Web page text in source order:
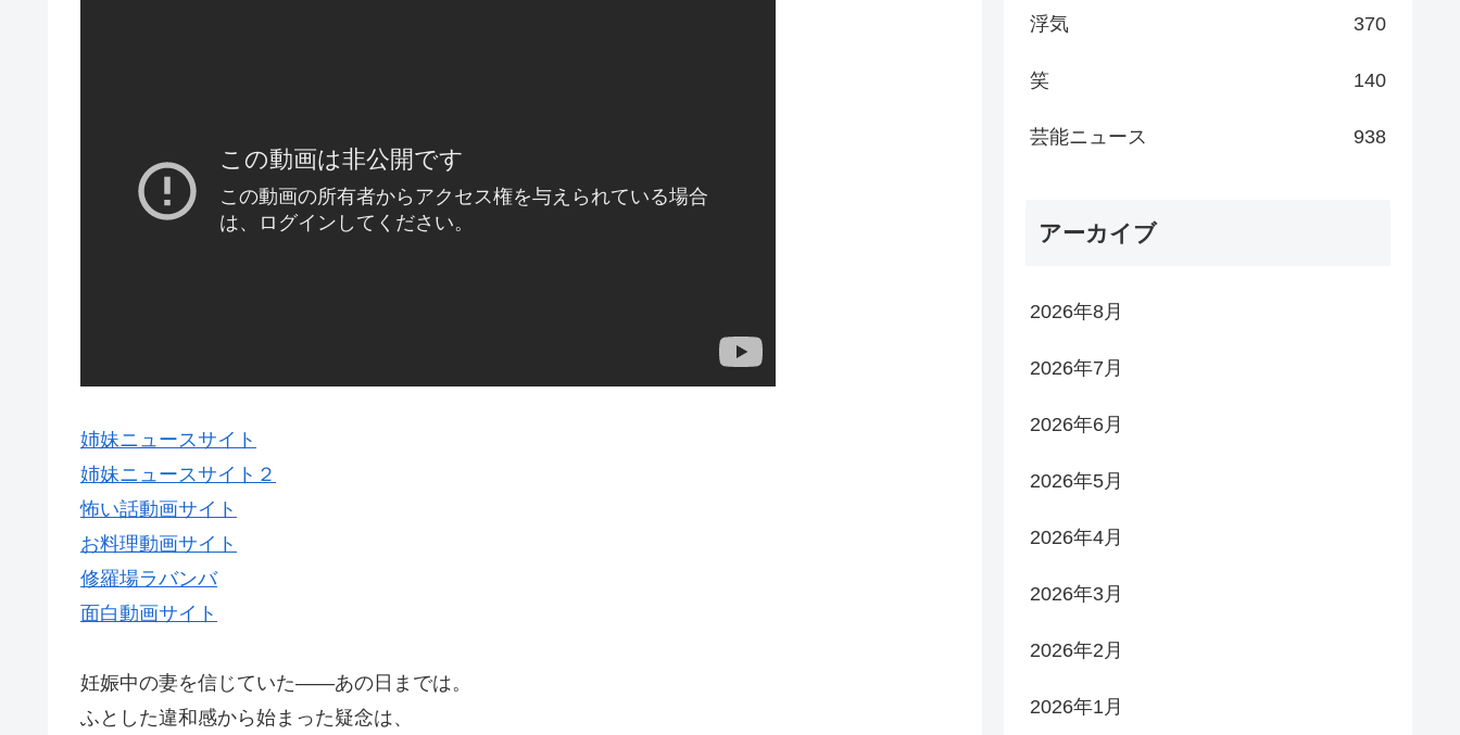
姉妹ニュースサイト
姉妹ニュースサイト２
怖い話動画サイト
お料理動画サイト
修羅場ラバンバ
面白動画サイト
妊娠中の妻を信じていた――あの日までは。
ふとした違和感から始まった疑念は、
浮気 370
笑 140
芸能ニュース 938
アーカイブ
2026年8月
2026年7月
2026年6月
2026年5月
2026年4月
2026年3月
2026年2月
2026年1月